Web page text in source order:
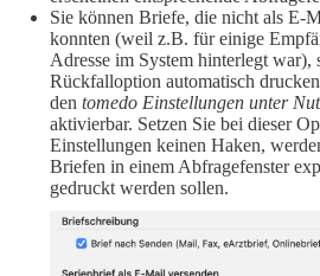
Sie können Briefe, die nicht als E-
konnten (weil z.B. für einige
Adresse im System hinterlegt war),
Rückfalloption automatisch
den tomedo Einstellungen unter
aktivierbar. Setzen Sie bei dieser
Einstellungen keinen Haken,
Briefen in einem Abfragefenster
gedruckt werden sollen.